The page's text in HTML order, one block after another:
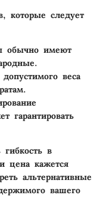
которые следует
обычно имеют
веса
гарантировать
гибкость в
цена кажется
альтернативные
вашего